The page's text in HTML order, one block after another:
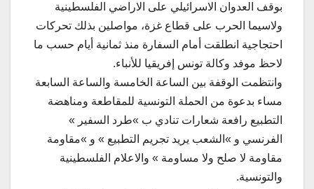
بوقف العدوان الاسرائيلي على الاراضي الفلسطينية
ولاسيما الحرب على قطاع غزة، مواصلين بذلك تحركات
احتجاجية انطلقت أمام السفارة منذ ثمانية أيام حسب ما
لاحظ موفد وكالة تونس إفريقيا للأنباء.
وانتظمت الوقفة بين الساعة الخامسة والساعة السابعة
مساء بدعوة من الحملة التونسية للمقاطعة ومناهضة
التطبيع رافعة شعارات تنادي ب »طرد السفير »
الفرنسي و »الشعب يريد تجريم التطبيع » و »مقاومة
مقاومة لا صلح ولا مساومة » والاعلام الفلسطينية
والتونسية.